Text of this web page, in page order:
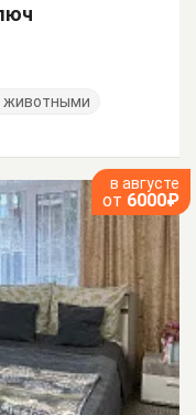
животными
в августе
от 6000₽